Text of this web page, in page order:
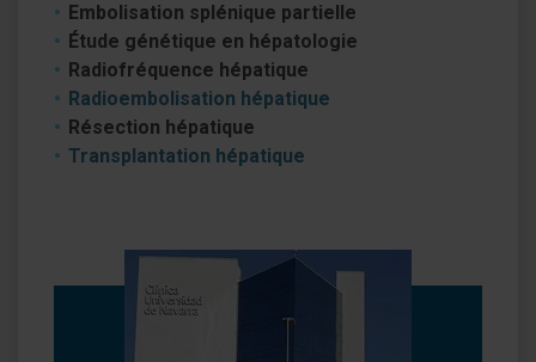
Embolisation splénique partielle
Étude génétique en hépatologie
Radiofréquence hépatique
Radioembolisation hépatique
Résection hépatique
Transplantation hépatique